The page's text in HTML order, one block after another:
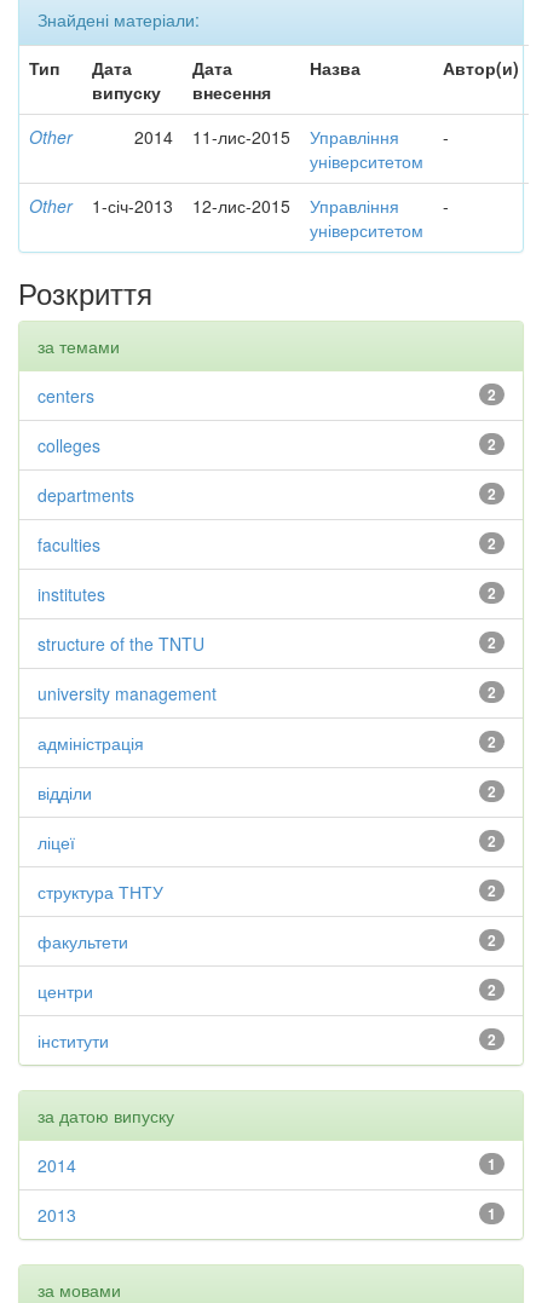
Знайдені матеріали:
Тип
Дата
випуску
Дата
внесення
Назва Автор(и)
Other 2014 11-лис-2015
Управління
університетом
-
Other 1-січ-2013 12-лис-2015
Управління
університетом
-
Розкриття
за темами
2
centers
2
colleges
2
departments
2
faculties
2
institutes
2
structure of the TNTU
2
university management
2
адміністрація
2
відділи
2
ліцеї
2
структура ТНТУ
2
факультети
2
центри
2
інститути
за датою випуску
1
2014
1
2013
за мовами